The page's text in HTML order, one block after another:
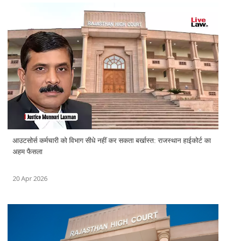
आउटसोर्स कर्मचारी को विभाग सीधे नहीं कर सकता बर्खास्त: राजस्थान हाईकोर्ट का
अहम फैसला
20 Apr 2026